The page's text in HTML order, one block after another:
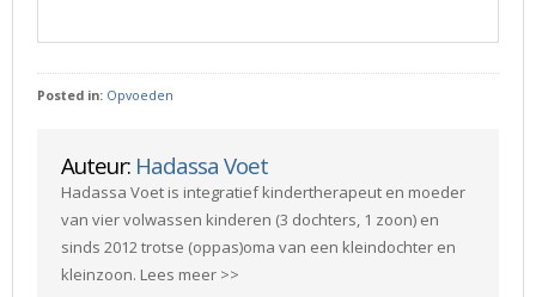
Posted in: Opvoeden
Auteur: Hadassa Voet
Hadassa Voet is integratief kindertherapeut en moeder
van vier volwassen kinderen (3 dochters, 1 zoon) en
sinds 2012 trotse (oppas)oma van een kleindochter en
kleinzoon. Lees meer >>